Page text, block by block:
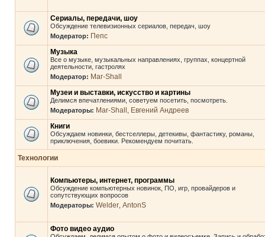
Сериалы, передачи, шоу
Обсуждение телевизионных сериалов, передач, шоу
Модератор: Пепс
Музыка
Все о музыке, музыкальных направлениях, группах, концертной
деятельности, гастролях
Модератор: Mar-Shall
Музеи и выставки, искусство и картины
Делимся впечатлениями, советуем посетить, посмотреть.
Модераторы: Mar-Shall
Евгений Андреев
Книги
Обсуждаем новинки, бестселлеры, детекивы, фантастику, романы,
приключения, боевики. Рекомендуем почитать.
Технологии
Компьютеры, интернет, программы
Обсуждение компьютерных новинок, ПО, игр, провайдеров и
сопутствующих вопросов
Модераторы: Welder AntonS
Фото видео аудио